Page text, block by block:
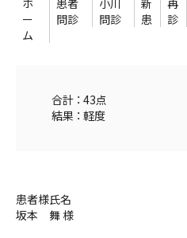
ー
ム
問診
問診
患
診
合計 ： 43点
結果 ： 軽度
患者様氏名
坂本 舞 様